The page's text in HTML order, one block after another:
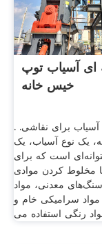
ای آسیاب توپ
خیس خانه
برای نقاشی. .
یک نوع آسیاب، یک
است که برای
مخلوط کردن موادی
معدنی، مواد
مواد سرامیکی خام و